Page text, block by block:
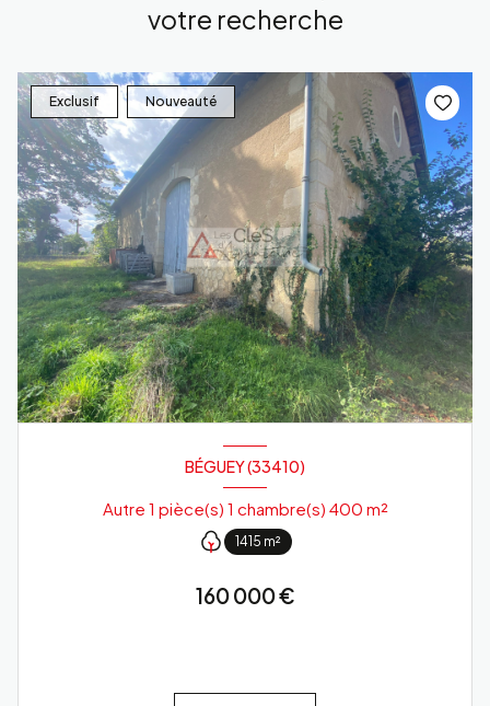
votre recherche
Exclusif Nouveauté
BÉGUEY (33410)
Autre 1 pièce(s) 1 chambre(s) 400 m²
1415 m²
160 000 €